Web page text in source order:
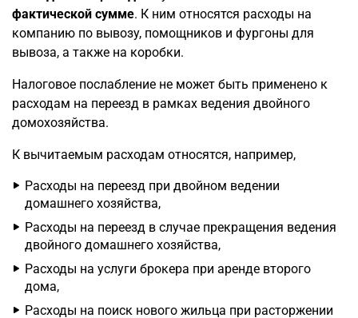
фактической сумме. К ним относятся расходы на
компанию по вывозу, помощников и фургоны для
вывоза, а также на коробки.
Налоговое послабление не может быть применено к
расходам на переезд в рамках ведения двойного
домохозяйства.
К вычитаемым расходам относятся, например,
Расходы на переезд при двойном ведении
домашнего хозяйства,
Расходы на переезд в случае прекращения ведения
двойного домашнего хозяйства,
Расходы на услуги брокера при аренде второго
дома,
Расходы на поиск нового жильца при расторжении